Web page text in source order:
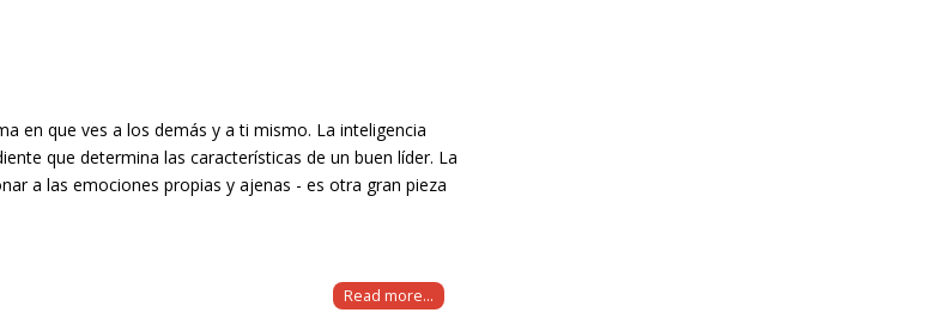
en que ves a los demás y a ti mismo. La inteligencia
que determina las características de un buen líder. La
a las emociones propias y ajenas - es otra gran pieza
Read more...